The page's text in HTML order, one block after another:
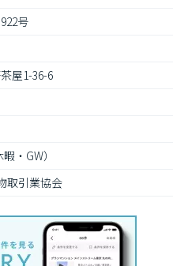
号
屋1-36-6
・GW）
取引業協会